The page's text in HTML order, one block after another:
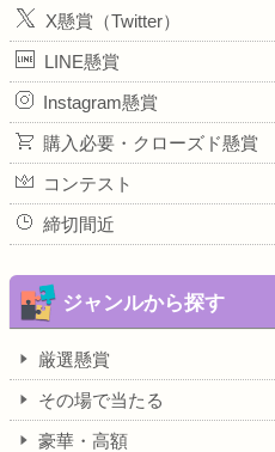
X懸賞（Twitter）
LINE懸賞
Instagram懸賞
購入必要・クローズド懸賞
コンテスト
締切間近
ジャンルから探す
厳選懸賞
その場で当たる
豪華・高額